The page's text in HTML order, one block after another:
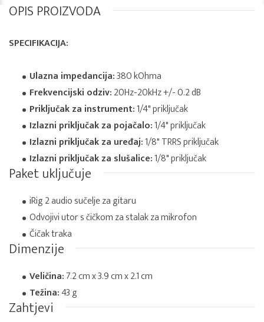
OPIS PROIZVODA
SPECIFIKACIJA:
Ulazna impedancija:380 kOhma
Frekvencijski odziv:20Hz-20kHz +/- 0.2 dB
Priključak za instrument:1/4" priključak
Izlazni priključak za pojačalo:1/4" priključak
Izlazni priključak za uređaj:1/8" TRRS priključak
Izlazni priključak za slušalice:1/8" priključak
Paket uključuje
iRig 2 audio sučelje za gitaru
Odvojivi utor s čičkom za stalak za mikrofon
Čičak traka
Dimenzije
Veličina:7.2 cm x 3.9 cm x 2.1 cm
Težina:43 g
Zahtjevi